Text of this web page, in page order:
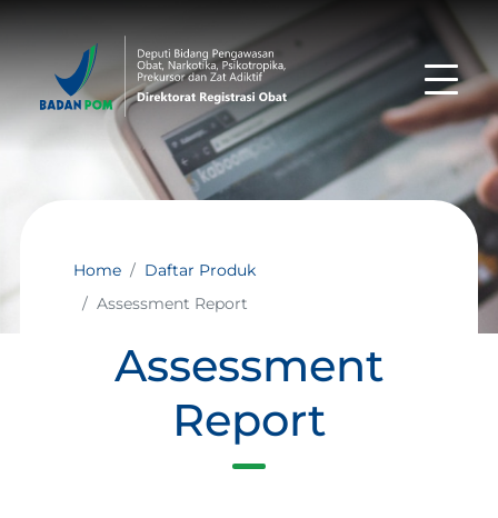
Home
Daftar Produk
Assessment Report
Assessment
Report